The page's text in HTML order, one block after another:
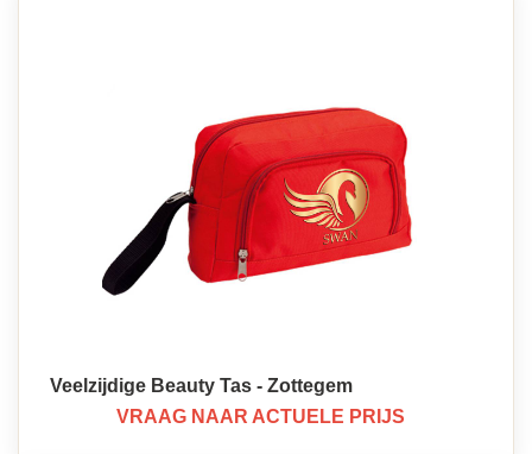
Veelzijdige Beauty Tas - Zottegem
VRAAG NAAR ACTUELE PRIJS